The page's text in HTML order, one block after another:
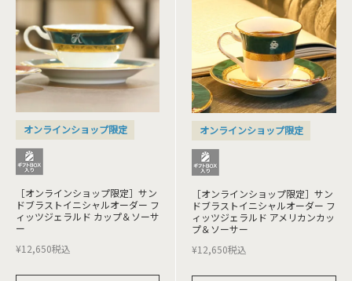
オンラインショップ限定
［オンラインショップ限定］サン
ドブラストイニシャルオーダー フ
ィッツジェラルド カップ＆ソーサ
ー
¥12,650税込
オンラインショップ限定
［オンラインショップ限定］サン
ドブラストイニシャルオーダー フ
ィッツジェラルド アメリカンカッ
プ＆ソーサー
¥12,650税込